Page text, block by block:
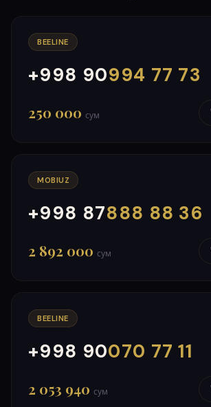
BEELINE
+998 90994 77 73
000
999
250 000 сум
MOBIUZ
+998 87888 88 36
000
999
2 892 000 сум
BEELINE
+998 90070 77 11
000
999
2 053 940 сум